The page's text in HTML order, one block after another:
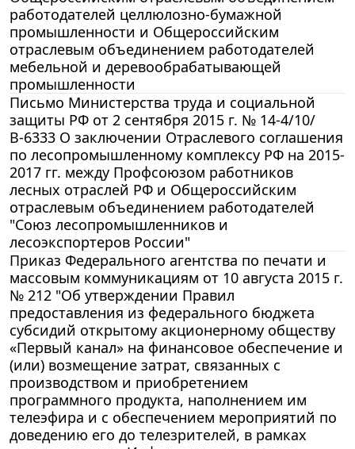
работодателей целлюлозно-бумажной
промышленности и Общероссийским
отраслевым объединением работодателей
мебельной и деревообрабатывающей
промышленности
Письмо Министерства труда и социальной
защиты РФ от 2 сентября 2015 г. № 14-4/10/
В-6333 О заключении Отраслевого соглашения
по лесопромышленному комплексу РФ на 2015-
2017 гг. между Профсоюзом работников
лесных отраслей РФ и Общероссийским
отраслевым объединением работодателей
"Союз лесопромышленников и
лесоэкспортеров России"
Приказ Федерального агентства по печати и
массовым коммуникациям от 10 августа 2015 г.
№ 212 "Об утверждении Правил
предоставления из федерального бюджета
субсидий открытому акционерному обществу
«Первый канал» на финансовое обеспечение и
(или) возмещение затрат, связанных с
производством и приобретением
программного продукта, наполнением им
телеэфира и с обеспечением мероприятий по
доведению его до телезрителей, в рамках